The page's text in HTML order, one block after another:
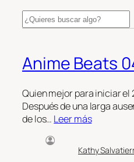
Search
Anime Beats
Quien mejor para iniciar el
Después de una larga
de los… Leer más
Kathy